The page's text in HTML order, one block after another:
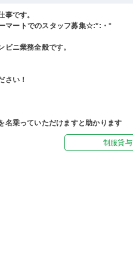
です。
マートでのスタッフ募集☆:*:・°
ニ業務全般です。
さい！
名乗っていただけますと助かります
制服貸与